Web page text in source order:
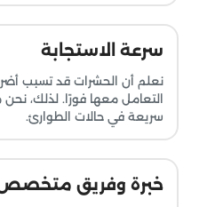
سرعة الاستجابة
نعلم أن الحشرات قد تسبب
التعامل معها فورًا. لذلك،
سريعة في حالات الطوارئ.
خبرة وفريق